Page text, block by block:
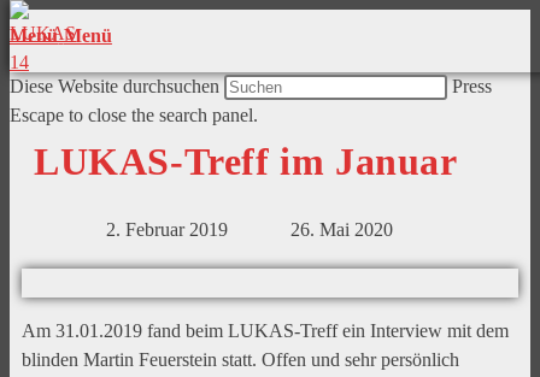
Menü Menü
Diese Website durchsuchen
Press
Escape to close the search panel.
LUKAS-Treff im Januar​
2. Februar 2019 26. Mai 2020
Am 31.01.2019 fand beim LUKAS-Treff ein Interview mit dem
blinden Martin Feuerstein statt. Offen und sehr persönlich